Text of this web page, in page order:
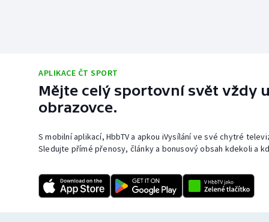
APLIKACE ČT SPORT
Mějte celý sportovní svět vždy
obrazovce.
S mobilní aplikací, HbbTV a apkou iVysílání ve své chytré
Sledujte přímé přenosy, články a bonusový obsah kdekoli a